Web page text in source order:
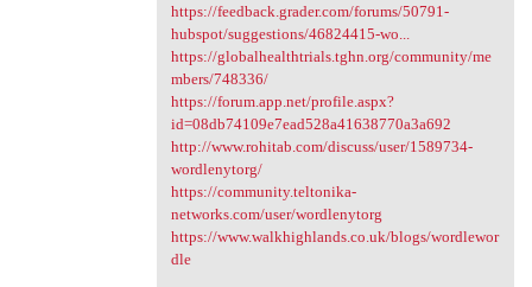
https://feedback.grader.com/forums/50791-
hubspot/suggestions/46824415-wo...
https://globalhealthtrials.tghn.org/community/me
mbers/748336/
https://forum.app.net/profile.aspx?
id=08db74109e7ead528a41638770a3a692
http://www.rohitab.com/discuss/user/1589734-
wordlenytorg/
https://community.teltonika-
networks.com/user/wordlenytorg
https://www.walkhighlands.co.uk/blogs/wordlewor
dle